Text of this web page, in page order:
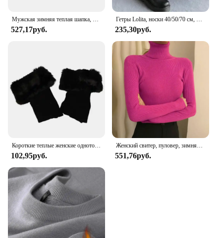
Мужская зимняя теплая шапка, вязаные повседневные Шапки для взрослых, шапочки, хлопковые шерстяные шапки для мужчин, брендовая уличная шапка, однотонные шапки
527,17руб.
Гетры Lolita, носки 40/50/70 см, женские вязаные теплые Чехлы для ног, белые, черные, теплые женские носки, осенне-зимние вязаные крючком носки, манжеты для сапог
235,30руб.
Короткие теплые женские однотонные гетры из искусственного меха зимние вязаные крючком ботинки Носок, ноги ERS
102,95руб.
Женский свитер, пуловер, зимняя вязаная водолазка, тонкий джемпер с длинными рукавами, топы 2024, женские повседневные рубашки, мягкая теплая одежда Y2K
551,76руб.